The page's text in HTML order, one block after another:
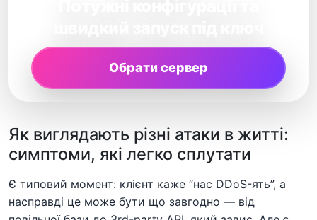
Обрати сервер
Як виглядають різні атаки в житті:
симптоми, які легко сплутати
Є типовий момент: клієнт каже “нас DDoS-ять”, а
насправді це може бути що завгодно — від